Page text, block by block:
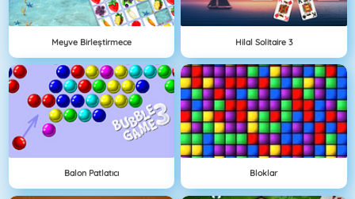
Meyve Birleştirmece Hilal Solitaire 3
Balon Patlatıcı Bloklar